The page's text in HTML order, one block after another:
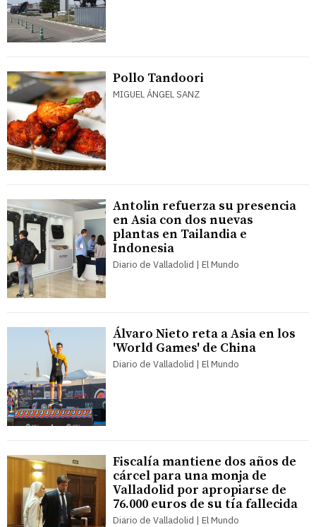
Pollo Tandoori
MIGUEL ÁNGEL SANZ
Antolin refuerza su presencia
en Asia con dos nuevas
plantas en Tailandia e
Indonesia
Diario de Valladolid | El Mundo
Álvaro Nieto reta a Asia en los
'World Games' de China
Diario de Valladolid | El Mundo
Fiscalía mantiene dos años de
cárcel para una monja de
Valladolid por apropiarse de
76.000 euros de su tía fallecida
Diario de Valladolid | El Mundo